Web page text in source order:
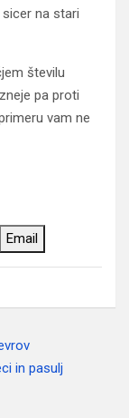
sicer na stari
številu
pa proti
vam ne
Email
in pasulj